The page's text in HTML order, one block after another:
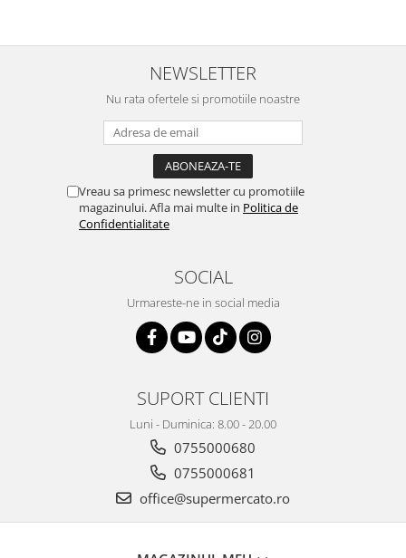
NEWSLETTER
Nu rata ofertele si promotiile noastre
Vreau sa primesc newsletter cu promotiile
magazinului. Afla mai multe in Politica de
Confidentialitate
SOCIAL
Urmareste-ne in social media
SUPORT CLIENTI
Luni - Duminica: 8.00 - 20.00
0755000680
0755000681
office@supermercato.ro